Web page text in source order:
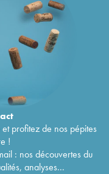
profitez de nos pépites
!
: nos découvertes du
analyses...